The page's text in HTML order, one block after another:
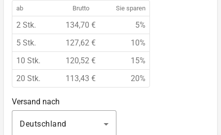
ab Brutto Sie sparen
2 Stk. 134,70 €
5%
5 Stk.
127,62 €
10%
10 Stk.
120,52 €
15%
20 Stk.
113,43 € 20%
Versand nach
Deutschland